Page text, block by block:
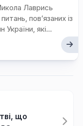
Лаврись
пов’язаних із
які...
що